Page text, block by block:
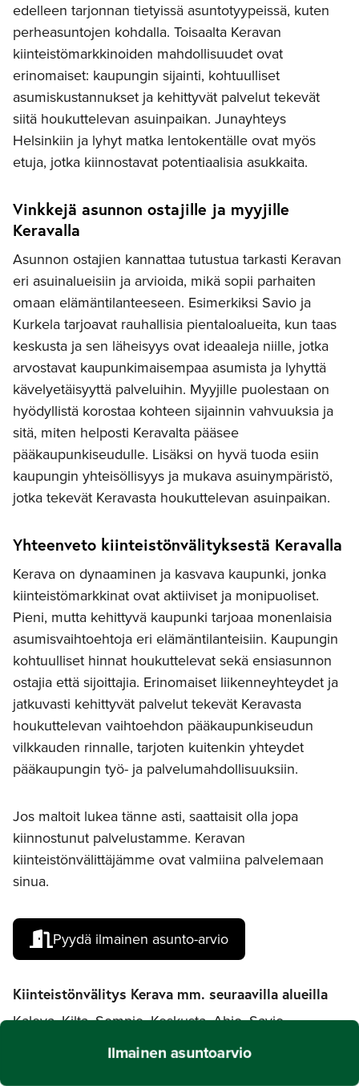
edelleen tarjonnan tietyissä asuntotyypeissä, kuten
perheasuntojen kohdalla. Toisaalta Keravan
kiinteistömarkkinoiden mahdollisuudet ovat
erinomaiset: kaupungin sijainti, kohtuulliset
asumiskustannukset ja kehittyvät palvelut tekevät
siitä houkuttelevan asuinpaikan. Junayhteys
Helsinkiin ja lyhyt matka lentokentälle ovat myös
etuja, jotka kiinnostavat potentiaalisia asukkaita.
Vinkkejä asunnon ostajille ja myyjille
Keravalla
Asunnon ostajien kannattaa tutustua tarkasti Keravan
eri asuinalueisiin ja arvioida, mikä sopii parhaiten
omaan elämäntilanteeseen. Esimerkiksi Savio ja
Kurkela tarjoavat rauhallisia pientaloalueita, kun taas
keskusta ja sen läheisyys ovat ideaaleja niille, jotka
arvostavat kaupunkimaisempaa asumista ja lyhyttä
kävelyetäisyyttä palveluihin. Myyjille puolestaan on
hyödyllistä korostaa kohteen sijainnin vahvuuksia ja
sitä, miten helposti Keravalta pääsee
pääkaupunkiseudulle. Lisäksi on hyvä tuoda esiin
kaupungin yhteisöllisyys ja mukava asuinympäristö,
jotka tekevät Keravasta houkuttelevan asuinpaikan.
Yhteenveto kiinteistönvälityksestä Keravalla
Kerava on dynaaminen ja kasvava kaupunki, jonka
kiinteistömarkkinat ovat aktiiviset ja monipuoliset.
Pieni, mutta kehittyvä kaupunki tarjoaa monenlaisia
asumisvaihtoehtoja eri elämäntilanteisiin. Kaupungin
kohtuulliset hinnat houkuttelevat sekä ensiasunnon
ostajia että sijoittajia. Erinomaiset liikenneyhteydet ja
jatkuvasti kehittyvät palvelut tekevät Keravasta
houkuttelevan vaihtoehdon pääkaupunkiseudun
vilkkauden rinnalle, tarjoten kuitenkin yhteydet
pääkaupungin työ- ja palvelumahdollisuuksiin.
Jos maltoit lukea tänne asti, saattaisit olla jopa
kiinnostunut palvelustamme. Keravan
kiinteistönvälittäjämme ovat valmiina palvelemaan
sinua.
Pyydä ilmainen asunto-arvio
Kiinteistönvälitys Kerava mm. seuraavilla alueilla
Kaleva, Kilta, Sompio, Keskusta, Ahjo, Savio,
Ylikerava, Kaskela, Alikerava, Jokivarsi, Kannisto,
Koivikko, Lapila, Sorsakorpi.
Ilmainen asuntoarvio